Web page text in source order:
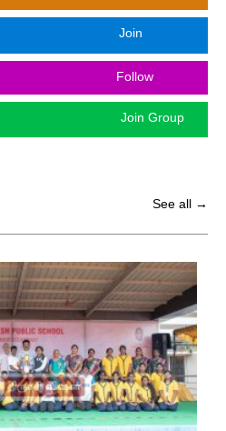
Join
Follow
Join Group
See all →